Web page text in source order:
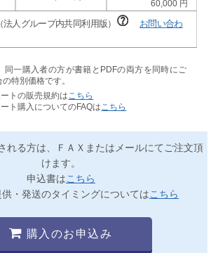
60,000
法人グループ内共同利用版）
お問い合わ
一購入者の方が書籍とPDFの両方を同時にご
特別価格です。
トの販売規約は こちら
ト購入についてのFAQは こちら
れる方は、ＦＡＸまたはメールにてご注文頂
けます。
申込書はこちら
・発送のタイミングについてはこちら
購入のお申込み